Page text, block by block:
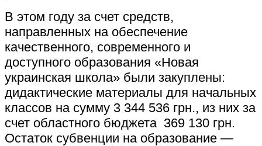
В этом году за счет средств,
направленных на обеспечение
качественного, современного и
доступного образования «Новая
украинская школа» были закуплены:
дидактические материалы для начальных
классов на сумму 3 344 536 грн., из них за
счет областного бюджета 369 130 грн.
Остаток субвенции на образование —